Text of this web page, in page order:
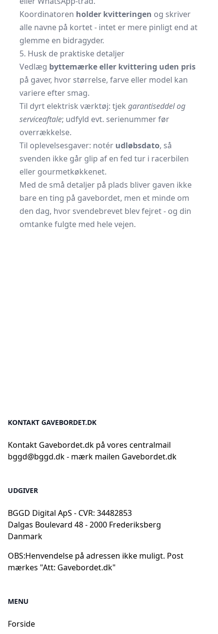
Koordinatoren holder kvitteringen og skriver
alle navne på kortet - intet er mere pinligt end at
glemme en bidragyder.
5. Husk de praktiske detaljer
Vedlæg byttemærke eller kvittering uden pris
på gaver, hvor størrelse, farve eller model kan
variere efter smag.
Til dyrt elektrisk værktøj: tjek garantiseddel og
serviceaftale; udfyld evt. serienummer før
overrækkelse.
Til oplevelsesgaver: notér udløbsdato, så
svenden ikke går glip af en fed tur i racerbilen
eller gourmetkøkkenet.
Med de små detaljer på plads bliver gaven ikke
bare en ting på gavebordet, men et minde om
den dag, hvor svendebrevet blev fejret - og din
omtanke fulgte med hele vejen.
KONTAKT GAVEBORDET.DK
Kontakt Gavebordet.dk på vores centralmail
bggd@bggd.dk- mærk mailen Gavebordet.dk
UDGIVER
BGGD Digital ApS - CVR: 34482853
Dalgas Boulevard 48 - 2000 Frederiksberg
Danmark
OBS:Henvendelse på adressen ikke muligt. Post
mærkes "Att: Gavebordet.dk"
MENU
Forside